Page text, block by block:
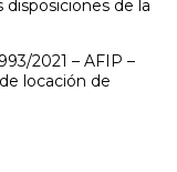
disposiciones de la
2021 – AFIP –
locación de